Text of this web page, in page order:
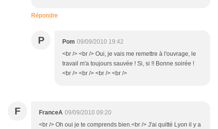
Répondre
P Pom 09/09/2010 19:42
<br /> <br /> Oui, je vais me remettre à l'ouvrage, le
travail m'a toujours sauvée ! Si, si !! Bonne soirée !
<br /> <br /> <br /> <br />
F FranceA 09/09/2010 09:20
<br /> Oh oui je te comprends bien.<br /> J'ai quitté Lyon il y a